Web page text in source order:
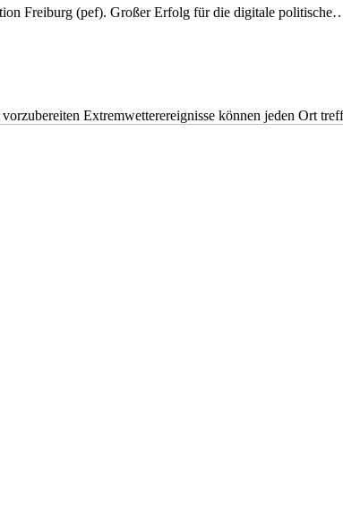
Freiburg (pef). Großer Erfolg für die digitale
Extremwetterereignisse können jeden Ort